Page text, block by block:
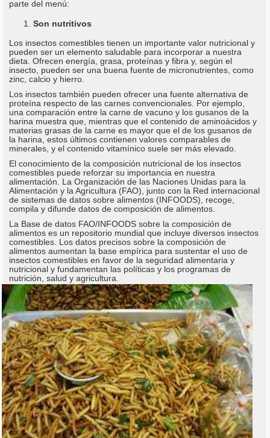
parte del menú:
Son nutritivos
Los insectos comestibles tienen un importante valor nutricional y
pueden ser un elemento saludable para incorporar a nuestra
dieta. Ofrecen energía, grasa, proteínas y fibra y, según el
insecto, pueden ser una buena fuente de micronutrientes, como
zinc, calcio y hierro.
Los insectos también pueden ofrecer una fuente alternativa de
proteína respecto de las carnes convencionales. Por ejemplo,
una comparación entre la carne de vacuno y los gusanos de la
harina muestra que, mientras que el contenido de aminoácidos y
materias grasas de la carne es mayor que el de los gusanos de
la harina, estos últimos contienen valores comparables de
minerales, y el contenido vitamínico suele ser más elevado.
El conocimiento de la composición nutricional de los insectos
comestibles puede reforzar su importancia en nuestra
alimentación. La Organización de las Naciones Unidas para la
Alimentación y la Agricultura (FAO), junto con la Red internacional
de sistemas de datos sobre alimentos (INFOODS), recoge,
compila y difunde datos de composición de alimentos.
La Base de datos FAO/INFOODS sobre la composición de
alimentos es un repositorio mundial que incluye diversos insectos
comestibles. Los datos precisos sobre la composición de
alimentos aumentan la base empírica para sustentar el uso de
insectos comestibles en favor de la seguridad alimentaria y
nutricional y fundamentan las políticas y los programas de
nutrición, salud y agricultura.